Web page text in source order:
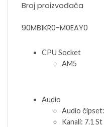
Broj proizvođača
90MB1KR0-M0EAY0
CPU Socket
AM5
Audio
Audio
Kanali: 7.1 St